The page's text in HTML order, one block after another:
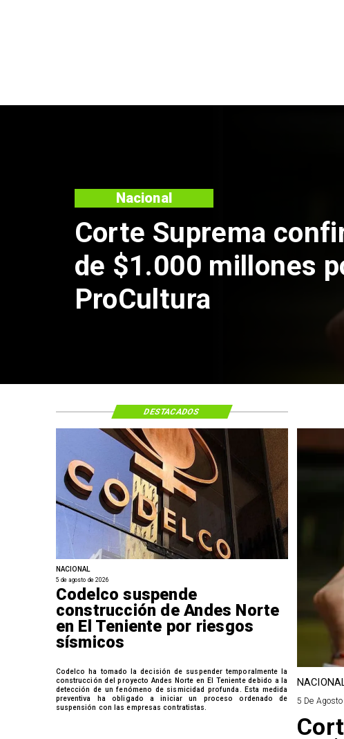
NACIONAL
5 de agosto de 2026
Codelco suspende
construcción de Andes Norte
en El Teniente por riesgos
sísmicos
Codelco ha tomado la decisión de suspender temporalmente la
construcción del proyecto Andes Norte en El Teniente debido a la
detección de un fenómeno de sismicidad profunda. Esta medida
preventiva ha obligado a iniciar un proceso ordenado de
suspensión con las empresas contratistas.
5 De
DESTACADOS